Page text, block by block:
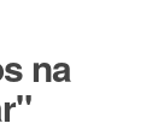
na